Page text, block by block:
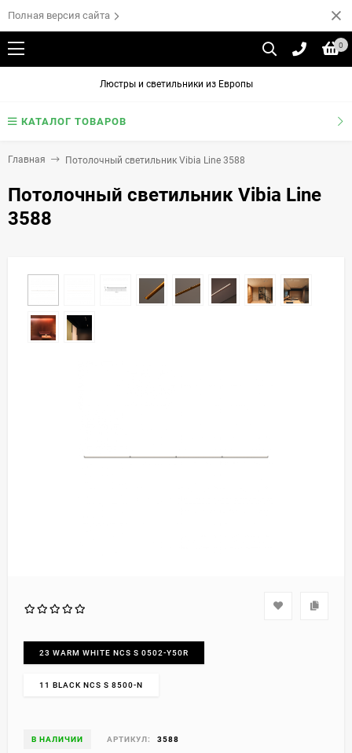
Полная версия сайта
0
Люстры и светильники из Европы
КАТАЛОГ ТОВАРОВ
Главная Потолочный светильник Vibia Line 3588
Потолочный светильник Vibia Line
3588
23 WARM WHITE NCS S 0502-Y50R
11 BLACK NCS S 8500-N
В НАЛИЧИИ АРТИКУЛ: 3588